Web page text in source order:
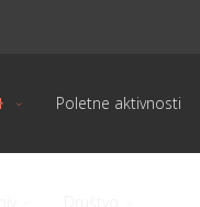
Poletne aktivnosti